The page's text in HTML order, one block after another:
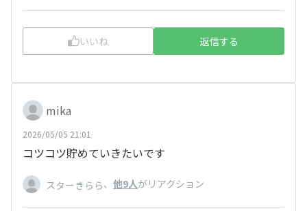
いいね 返信する
mika
2026/05/05 21:01
コツコツ貯めていきたいです
スターきらら、 他9人がリアクション